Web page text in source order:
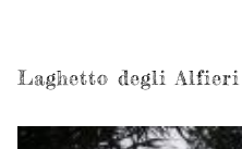
Laghetto degli Alfieri